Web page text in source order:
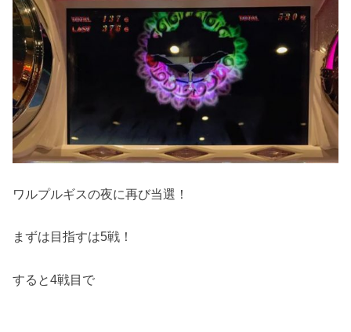
ワルプルギスの夜に再び当選！
まずは目指すは5戦！
すると4戦目で